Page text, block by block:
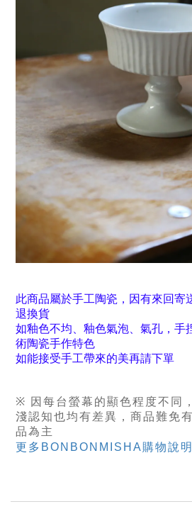
此商品屬於手工陶瓷，因有來回寄
退換貨
如釉色不均、釉色氣泡、氣孔，手
術陶瓷手作特色
如能接受手工帶來的美再請下單
※ 因每台螢幕的顯色程度不同
淺認知也均有差異，商品難免
品為主
更多BONBONMISHA購物說明